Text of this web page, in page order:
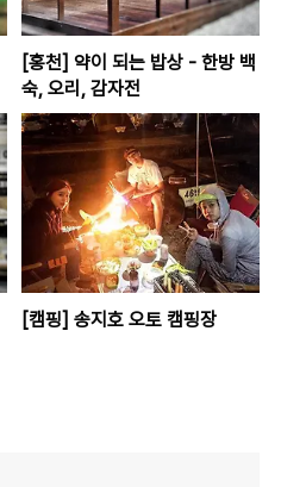
[홍천] 약이 되는 밥상 - 한방 백
숙, 오리, 감자전
[캠핑] 송지호 오토 캠핑장